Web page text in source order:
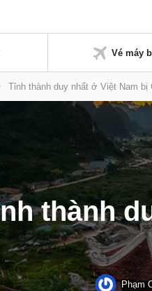
Vé máy
Tỉnh thành duy nhất ở Việt Nam bị
thành
Phạm